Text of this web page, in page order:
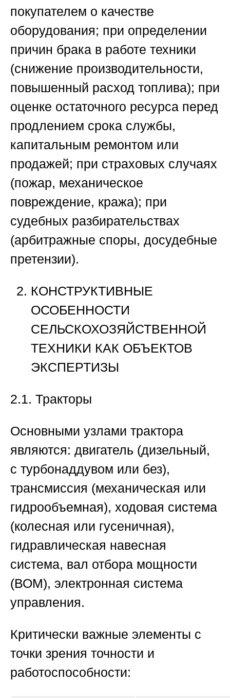
покупателем о качестве
оборудования; при определении
причин брака в работе техники
(снижение производительности,
повышенный расход топлива); при
оценке остаточного ресурса перед
продлением срока службы,
капитальным ремонтом или
продажей; при страховых случаях
(пожар, механическое
повреждение, кража); при
судебных разбирательствах
(арбитражные споры, досудебные
претензии).
КОНСТРУКТИВНЫЕ
ОСОБЕННОСТИ
СЕЛЬСКОХОЗЯЙСТВЕННОЙ
ТЕХНИКИ КАК ОБЪЕКТОВ
ЭКСПЕРТИЗЫ
2.1. Тракторы
Основными узлами трактора
являются: двигатель (дизельный,
с турбонаддувом или без),
трансмиссия (механическая или
гидрообъемная), ходовая система
(колесная или гусеничная),
гидравлическая навесная
система, вал отбора мощности
(ВОМ), электронная система
управления.
Критически важные элементы с
точки зрения точности и
работоспособности: